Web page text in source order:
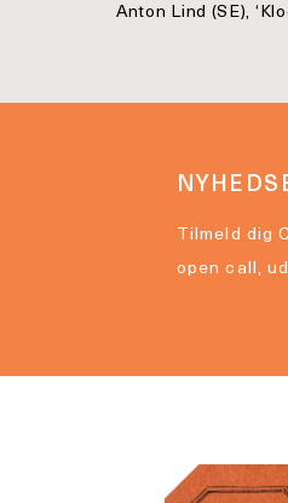
Anton Lind (SE),
Tilmeld dig
open call,